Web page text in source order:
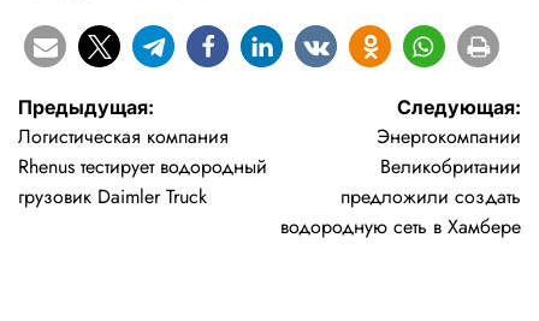
Навигация
по
записям
Предыдущая:
Логистическая компания
Rhenus тестирует водородный
грузовик Daimler Truck
Следующая:
Энергокомпании
Великобритании
предложили создать
водородную сеть в Хамбере